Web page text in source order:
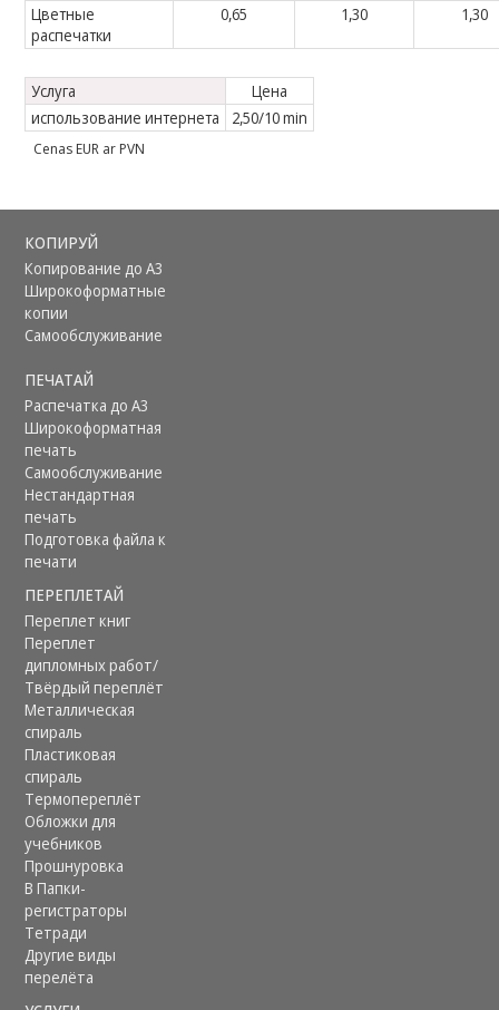
Цветные
распечатки
0,65 1,30 1,30
Услуга
Цена
использование интернета
2,50/10 min
Cenas EUR ar PVN
КОПИРУЙ
Копирование до А3
Широкоформатные
копии
Самообслуживание
ПЕЧАТАЙ
Распечатка до А3
Ширoкoформатная
печать
Самообслуживание
Нестандартная
печать
Подготовка файла к
печати
ПЕРЕПЛЕТАЙ
Переплет книг
Переплет
дипломных работ/
Твёрдый переплёт
Металлическая
спираль
Пластиковая
спираль
Термопереплёт
Обложки для
учебников
Прошнуровка
В Папки-
регистраторы
Тетради
Другие виды
перелёта